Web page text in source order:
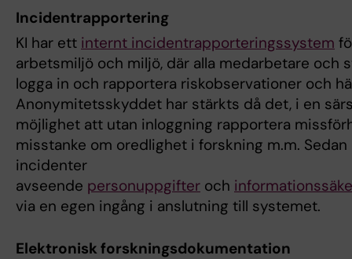
Incidentrapportering
KI har ett internt incidentrapporteringssystem
arbetsmiljö och miljö, där alla medarbetare och
logga in och rapportera riskobservationer och
Anonymitetsskyddet har stärkts då det, i en
möjlighet att utan inloggning rapportera
misstanke om oredlighet i forskning m.m.
incidenter
avseende personuppgifter och
via en egen ingång i anslutning till systemet.
Elektronisk forskningsdokumentation